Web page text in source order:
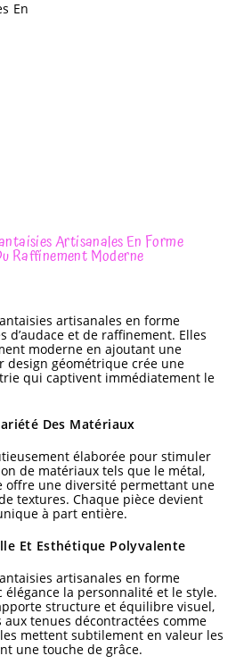
En
Artisanales En Forme
Raffinement Moderne
artisanales en forme
d’audace et de raffinement. Elles
moderne en ajoutant une
design géométrique crée une
qui captivent immédiatement le
Des Matériaux
élaborée pour stimuler
de matériaux tels que le métal,
offre une diversité permettant une
textures. Chaque pièce devient
à part entière.
Et Esthétique Polyvalente
artisanales en forme
élégance la personnalité et le style.
structure et équilibre visuel,
tenues décontractées comme
mettent subtilement en valeur les
une touche de grâce.